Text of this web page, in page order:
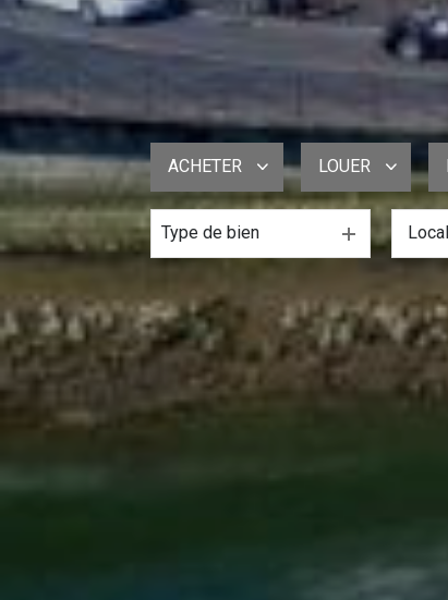
ACHETER
De l'ancien
LOUER
à l'année
Type de bien